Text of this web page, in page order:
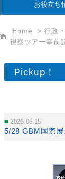
お役立ち
Home > 行政
視察ツアー事前
Pickup！
2026.05.15
5/28 GBM国際